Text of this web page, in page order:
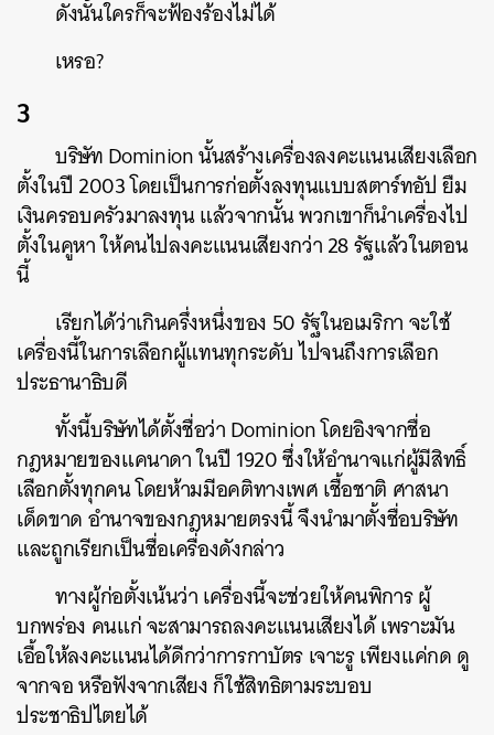
ดังนั้นใครก็จะฟ้องร้องไม่ได้
เหรอ?
3
บริษัท Dominion นั้นสร้างเครื่องลงคะแนนเสียงเลือก
ตั้งในปี 2003 โดยเป็นการก่อตั้งลงทุนแบบสตาร์ทอัป ยืม
เงินครอบครัวมาลงทุน แล้วจากนั้น พวกเขาก็นำเครื่องไป
ตั้งในคูหา ให้คนไปลงคะแนนเสียงกว่า 28 รัฐแล้วในตอน
นี้
เรียกได้ว่าเกินครึ่งหนึ่งของ 50 รัฐในอเมริกา จะใช้
เครื่องนี้ในการเลือกผู้แทนทุกระดับ ไปจนถึงการเลือก
ประธานาธิบดี
ทั้งนี้บริษัทได้ตั้งชื่อว่า Dominion โดยอิงจากชื่อ
กฎหมายของแคนาดา ในปี 1920 ซึ่งให้อำนาจแก่ผู้มีสิทธิ์
เลือกตั้งทุกคน โดยห้ามมีอคติทางเพศ เชื้อชาติ ศาสนา
เด็ดขาด อำนาจของกฎหมายตรงนี้ จึงนำมาตั้งชื่อบริษัท
และถูกเรียกเป็นชื่อเครื่องดังกล่าว
ทางผู้ก่อตั้งเน้นว่า เครื่องนี้จะช่วยให้คนพิการ ผู้
บกพร่อง คนแก่ จะสามารถลงคะแนนเสียงได้ เพราะมัน
เอื้อให้ลงคะแนนได้ดีกว่าการกาบัตร เจาะรู เพียงแค่กด ดู
จากจอ หรือฟังจากเสียง ก็ใช้สิทธิตามระบอบ
ประชาธิปไตยได้
SHARE TWEET LINE EMAIL